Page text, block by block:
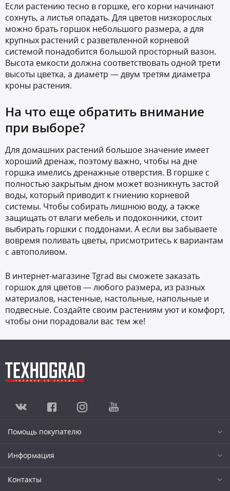
Если растению тесно в горшке, его корни начинают
сохнуть, а листья опадать. Для цветов низкорослых
можно брать горшок небольшого размера, а для
крупных растений с разветвленной корневой
системой понадобится большой просторный вазон.
Высота емкости должна соответствовать одной трети
высоты цветка, а диаметр — двум третям диаметра
кроны растения.
На что еще обратить внимание
при выборе?
Для домашних растений большое значение имеет
хороший дренаж, поэтому важно, чтобы на дне
горшка имелись дренажные отверстия. В горшке с
полностью закрытым дном может возникнуть застой
воды, который приводит к гниению корневой
системы. Чтобы собирать лишнюю воду, а также
защищать от влаги мебель и подоконники, стоит
выбирать горшки с поддонами. А если вы забываете
вовремя поливать цветы, присмотритесь к вариантам
с автополивом.
В интернет-магазине Tgrad вы сможетезаказать
горшок для цветов— любого размера, из разных
материалов, настенные, настольные, напольные и
подвесные. Создайте своим растениям уют и комфорт,
чтобы они порадовали вас тем же!
Помощь покупателю
Информация
Контакты